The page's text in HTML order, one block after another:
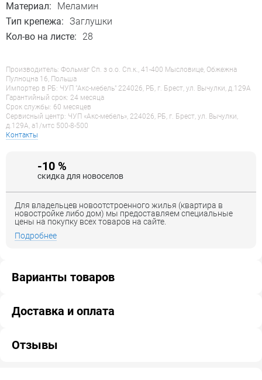
Материал:
Меламин
Тип крепежа: Заглушки
Кол-во на листе:
28
Производитель: Фольмаг Сп. з о.о. Сп.к., 41-400 Мысловице, Обжежна
Пулноцна 16, Польша
Импортер в РБ: ЧУП "Акс-мебель" 224026, РБ, г. Брест, ул. Вычулки, д.129А
Гарантийный срок: 24 месяца
Срок службы: 60 месяцев
Сервисный центр: ЧУП «Акс-мебель», 224026, РБ, г. Брест, ул. Вычулки,
д.129А, a1/мтс 500-8-500
Контакты
-10 %
скидка для новоселов
Для владельцев новоотстроенного жилья (квартира в
новостройке либо дом) мы предоставляем специальные
цены на покупку всех товаров на сайте.
Подробнее
Варианты товаров
Доставка и оплата
Отзывы